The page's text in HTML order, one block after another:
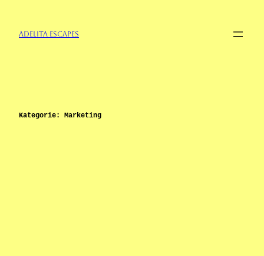
springen
Adelita Escapes
Kategorie: Marketing